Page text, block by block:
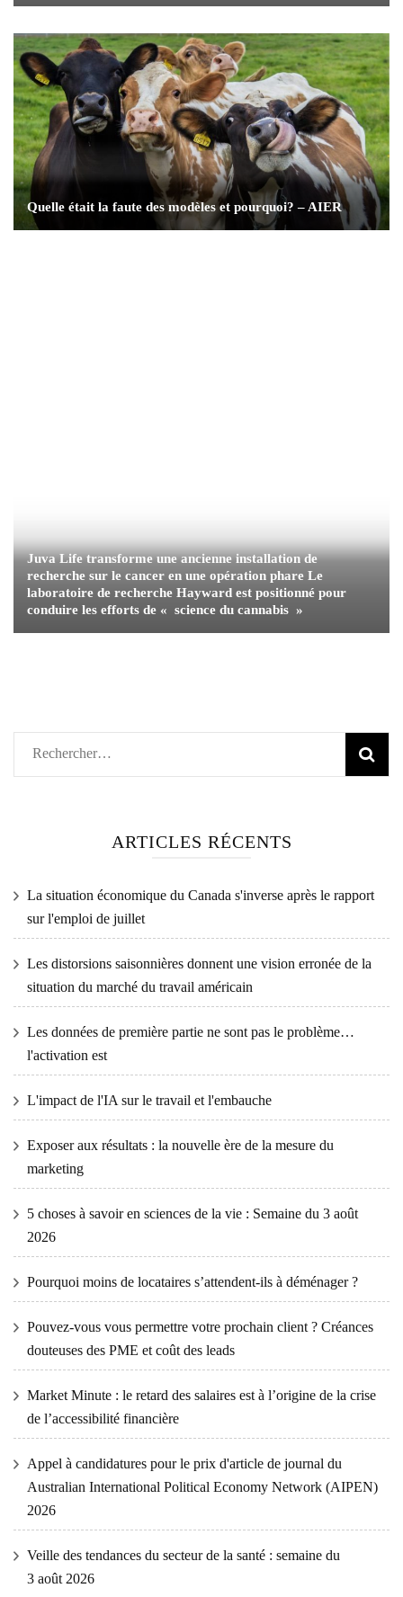
Quelle était la faute des modèles et pourquoi? – AIER
Juva Life transforme une ancienne installation de
recherche sur le cancer en une opération phare Le
laboratoire de recherche Hayward est positionné pour
conduire les efforts de « science du cannabis »
Rechercher :
ARTICLES RÉCENTS
La situation économique du Canada s'inverse après le rapport
sur l'emploi de juillet
Les distorsions saisonnières donnent une vision erronée de la
situation du marché du travail américain
Les données de première partie ne sont pas le problème…
l'activation est
L'impact de l'IA sur le travail et l'embauche
Exposer aux résultats : la nouvelle ère de la mesure du
marketing
5 choses à savoir en sciences de la vie : Semaine du 3 août
2026
Pourquoi moins de locataires s’attendent-ils à déménager ?
Pouvez-vous vous permettre votre prochain client ? Créances
douteuses des PME et coût des leads
Market Minute : le retard des salaires est à l’origine de la crise
de l’accessibilité financière
Appel à candidatures pour le prix d'article de journal du
Australian International Political Economy Network (AIPEN)
2026
Veille des tendances du secteur de la santé : semaine du
3 août 2026